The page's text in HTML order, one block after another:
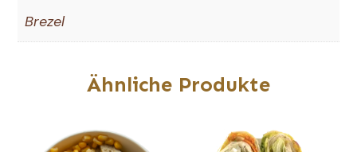
Brezel
Ähnliche Produkte